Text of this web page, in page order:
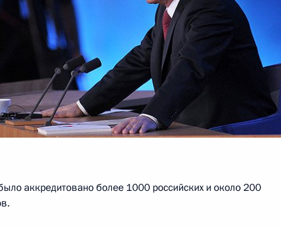
Казахстана Нурсултану Назарбаеву
«Московский институт
аккредитовано более 1000 российских и около 200